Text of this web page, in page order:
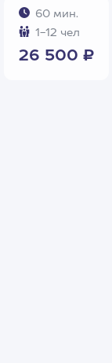
60 мин.
1-12 чел
26 500 ₽